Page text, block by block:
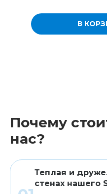
В
Почему
нас?
Теплая и
стенах нашего